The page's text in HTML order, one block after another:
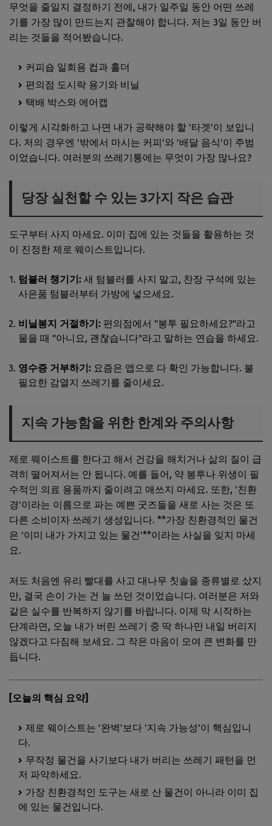
무엇을 줄일지 결정하기 전에, 내가 일주일 동안 어떤 쓰레
기를 가장 많이 만드는지 관찰해야 합니다. 저는 3일 동안 버
리는 것들을 적어봤습니다.
커피숍 일회용 컵과 홀더
편의점 도시락 용기와 비닐
택배 박스와 에어캡
이렇게 시각화하고 나면 내가 공략해야 할 '타겟'이 보입니
다. 저의 경우엔 '밖에서 마시는 커피'와 '배달 음식'이 주범
이었습니다. 여러분의 쓰레기통에는 무엇이 가장 많나요?
당장 실천할 수 있는 3가지 작은 습관
도구부터 사지 마세요. 이미 집에 있는 것들을 활용하는 것
이 진정한 제로 웨이스트입니다.
텀블러 챙기기: 새 텀블러를 사지 말고, 찬장 구석에 있는
사은품 텀블러부터 가방에 넣으세요.
비닐봉지 거절하기: 편의점에서 "봉투 필요하세요?"라고
물을 때 "아니요, 괜찮습니다"라고 말하는 연습을 하세요.
영수증 거부하기: 요즘은 앱으로 다 확인 가능합니다. 불
필요한 감열지 쓰레기를 줄이세요.
지속 가능함을 위한 한계와 주의사항
제로 웨이스트를 한다고 해서 건강을 해치거나 삶의 질이 급
격히 떨어져서는 안 됩니다. 예를 들어, 약 봉투나 위생이 필
수적인 의료 용품까지 줄이려고 애쓰지 마세요. 또한, '친환
경'이라는 이름으로 파는 예쁜 굿즈들을 새로 사는 것은 또
다른 소비이자 쓰레기 생성입니다. **가장 친환경적인 물건
은 '이미 내가 가지고 있는 물건'**이라는 사실을 잊지 마세
요.
저도 처음엔 유리 빨대를 사고 대나무 칫솔을 종류별로 샀지
만, 결국 손이 가는 건 늘 쓰던 것이었습니다. 여러분은 저와
같은 실수를 반복하지 않기를 바랍니다. 이제 막 시작하는
단계라면, 오늘 내가 버린 쓰레기 중 딱 하나만 내일 버리지
않겠다고 다짐해 보세요. 그 작은 마음이 모여 큰 변화를 만
듭니다.
[오늘의 핵심 요약]
제로 웨이스트는 '완벽'보다 '지속 가능성'이 핵심입니
다.
무작정 물건을 사기보다 내가 버리는 쓰레기 패턴을 먼
저 파악하세요.
가장 친환경적인 도구는 새로 산 물건이 아니라 이미 집
에 있는 물건입니다.